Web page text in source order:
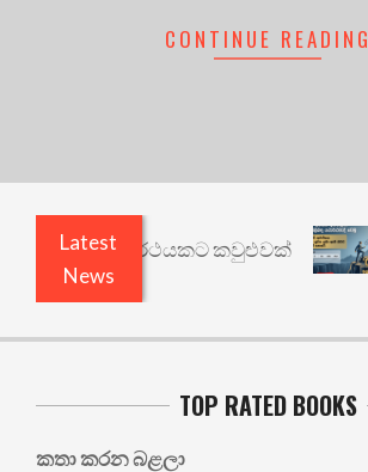
CONTINUE READING
Latest
News
වෙනත් යථාර්ථයකට කවුළුවක්
TOP RATED BOOKS
කතා කරන බළලා